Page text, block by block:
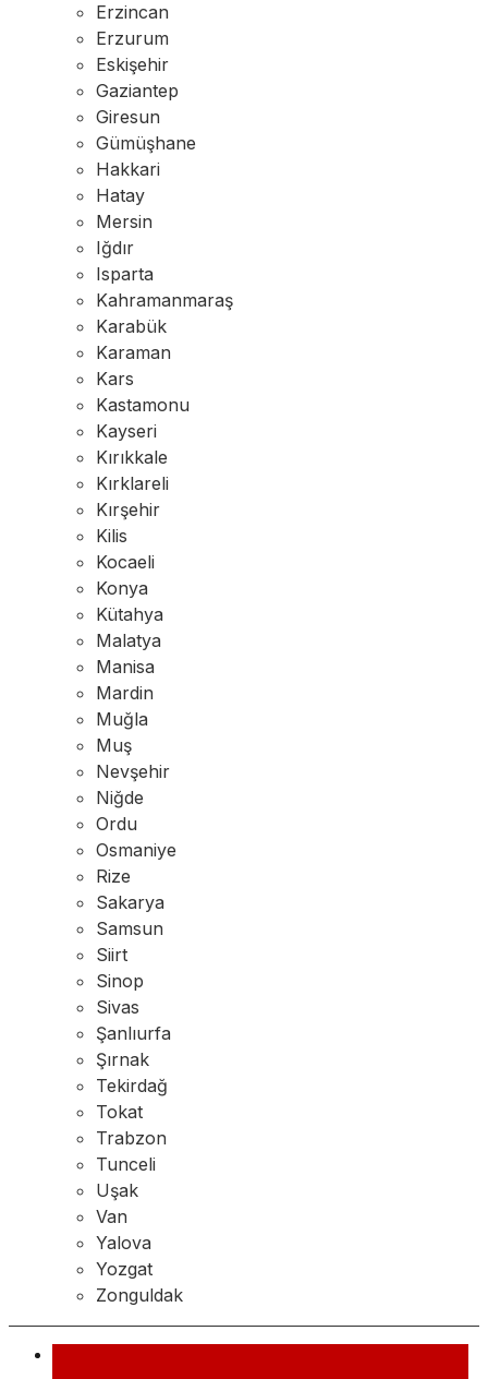
Erzincan
Erzurum
Eskişehir
Gaziantep
Giresun
Gümüşhane
Hakkari
Hatay
Mersin
Iğdır
Isparta
Kahramanmaraş
Karabük
Karaman
Kars
Kastamonu
Kayseri
Kırıkkale
Kırklareli
Kırşehir
Kilis
Kocaeli
Konya
Kütahya
Malatya
Manisa
Mardin
Muğla
Muş
Nevşehir
Niğde
Ordu
Osmaniye
Rize
Sakarya
Samsun
Siirt
Sinop
Sivas
Şanlıurfa
Şırnak
Tekirdağ
Tokat
Trabzon
Tunceli
Uşak
Van
Yalova
Yozgat
Zonguldak